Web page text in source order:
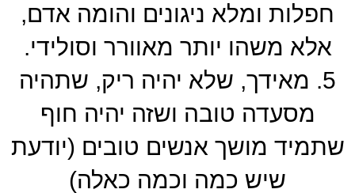
חפלות ומלא ניגונים והומה אדם,
אלא משהו יותר מאוורר וסולידי.
5. מאידך, שלא יהיה ריק, שתהיה
מסעדה טובה ושזה יהיה חוף
שתמיד מושך אנשים טובים (יודעת
שיש כמה וכמה כאלה)